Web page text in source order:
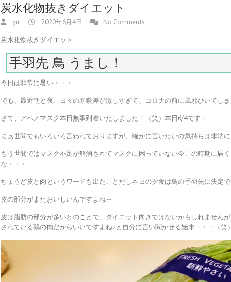
炭水化物抜きダイエット
yui 2020年6月4日 No Comments
炭水化物抜きダイエット
手羽先 鳥 うまし！
今日は非常に暑い・・・
でも、最近朝と夜、日々の寒暖差が激しすぎて、コロナの前に風邪ひいてしま
さて、アベノマスク本日無事到着いたしました！（笑）本日6/4です！
まぁ世間でもいろいろ言われておりますが、確かに言いたいの気持ちは非常に
もう世間ではマスク不足が解消されてマスクに困っていない今この時期に届
な・・・
ちょうど皮と肉というワードも出たことだし本日の夕食は鳥の手羽先に決定で
皮の部分がまたおいしいんですよね～
皮は脂肪の部分が多いとのことで、ダイエット向きではないかもしれません
されている鶏の肉だからいいですよね♪と自分に言い聞かせる始末・・・（笑）